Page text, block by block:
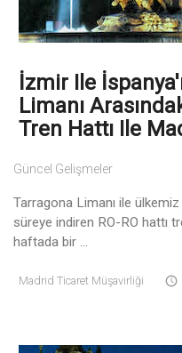
İzmir Ile
Limanı
Tren Hattı Ile
Güncel Gelişmeler
Tarragona Limanı ile
süreye indiren RO-RO hattı
haftada bir ...
Madrid Ticaret Müşavirliği